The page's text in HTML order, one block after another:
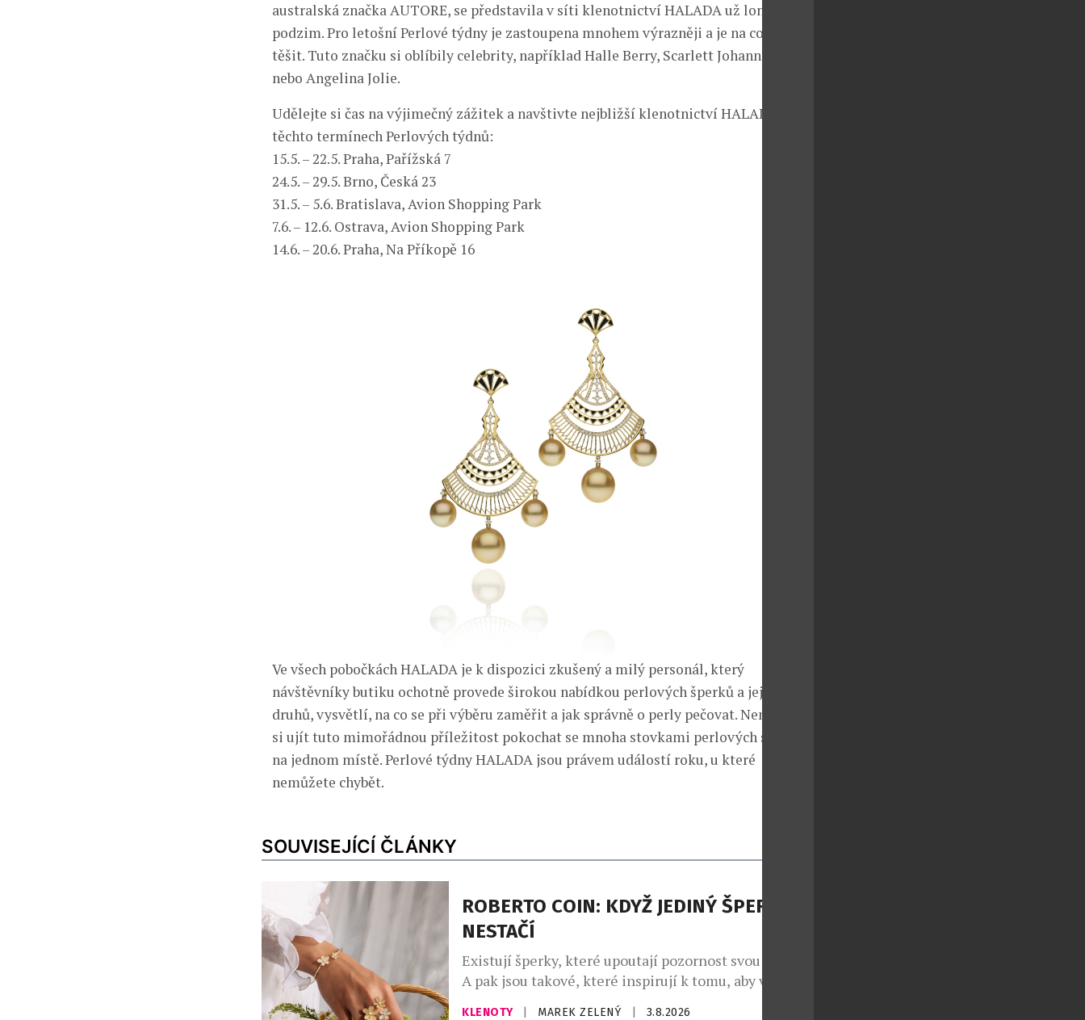
australská značka AUTORE, se představila v síti klenotnictví HALADA už loni na
podzim. Pro letošní Perlové týdny je zastoupena mnohem výrazněji a je na co se
těšit. Tuto značku si oblíbily celebrity, například Halle Berry, Scarlett Johannsson
nebo Angelina Jolie.
Udělejte si čas na výjimečný zážitek a navštivte nejbližší klenotnictví HALADA v
těchto termínech Perlových týdnů:
15.5. – 22.5. Praha, Pařížská 7
24.5. – 29.5. Brno, Česká 23
31.5. – 5.6. Bratislava, Avion Shopping Park
7.6. – 12.6. Ostrava, Avion Shopping Park
14.6. – 20.6. Praha, Na Příkopě 16
Ve všech pobočkách HALADA je k dispozici zkušený a milý personál, který
návštěvníky butiku ochotně provede širokou nabídkou perlových šperků a jejich
druhů, vysvětlí, na co se při výběru zaměřit a jak správně o perly pečovat. Nenechejte
si ujít tuto mimořádnou příležitost pokochat se mnoha stovkami perlových skvostů
na jednom místě. Perlové týdny HALADA jsou právem událostí roku, u které
nemůžete chybět.
SOUVISEJÍCÍ ČLÁNKY
ROBERTO COIN: KDYŽ JEDINÝ ŠPERK
NESTAČÍ
Existují šperky, které upoutají pozornost svou krásou.
A pak jsou takové, které inspirují k tomu, aby vznikl
celý osobní příběh. Přesně tímto směrem se vydává
KLENOTY MAREK ZELENÝ 3.8.2026